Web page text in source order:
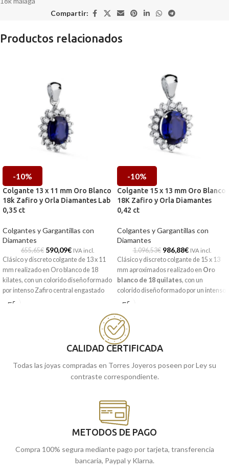
Compartir:
Productos relacionados
-10%
Colgante 13 x 11 mm Oro Blanco
18k Zafiro y Orla Diamantes Lab
0,35 ct
Colgantes y Gargantillas con
Diamantes
655,65€ 590,09€ IVA incl.
Clásico y discreto colgante de 13 x 11
mm realizado en Oro blanco de 18
kilates, con un colorido diseño formado
por intenso Zafiro central engastado
por una orla de radiantes y elegantes
tener en tu joyero. Perfecto para las
Málaga, o cómprala online y te la
-10%
Colgante 15 x 13 mm Oro Blanco
18K Zafiro y Orla Diamantes
0,42 ct
Colgantes y Gargantillas con
Diamantes
1.096,53€ 986,88€ IVA incl.
Clásico y discreto colgante de 15 x 13
mm aproximados realizado en Oro
blanco de 18 quilates, con un
colorido diseño formado por un intenso
Zafiro
en talla brillante. Un colgante que
deberás tener en tu joyero. Perfecto
para las ocasiones más especiales.
CALIDAD CERTIFICADA
Todas las joyas compradas en Torres Joyeros poseen por Ley su
contraste correspondiente.
METODOS DE PAGO
Compra 100% segura mediante pago por tarjeta, transferencia
bancaria, Paypal y Klarna.